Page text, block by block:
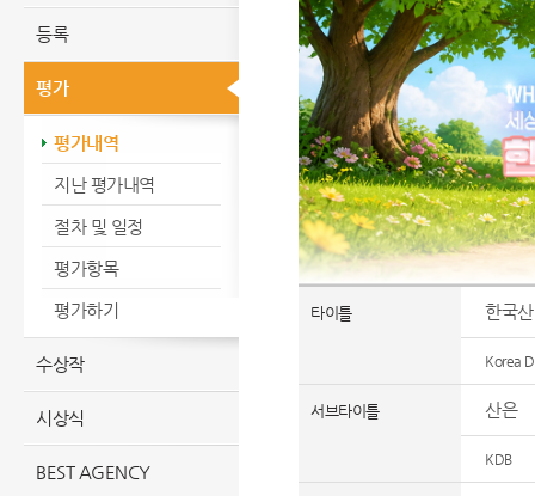
타이틀 한국
Korea
서브타이틀 산은
KDB
등록
평가
평가내역
지난 평가내역
절차 및 일정
평가항목
평가하기
수상작
시상식
BEST AGENCY